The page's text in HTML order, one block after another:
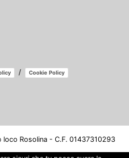
/ Cookie Policy
Rosolina - C.F. 01437310293